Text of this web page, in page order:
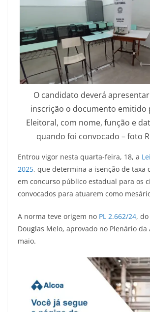
O candidato deverá
inscrição o documento emitido
Eleitoral, com nome, função e
quando foi convocado – foto
Entrou vigor nesta quarta-feira, 18, a
2025, que determina a isenção de taxa
em concurso público estadual para os
convocados para atuarem como
A norma teve origem no PL 2.662/24,
Douglas Melo, aprovado no Plenário da
maio.